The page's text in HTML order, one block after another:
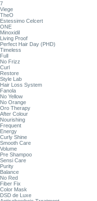
7
Viege
TheO
Estessimo Celcert
ONE
Minoxidil
Living Proof
Perfect Hair Day (PHD)
Timeless
Full
No Frizz
Curl
Restore
Style Lab
Hair Loss System
Fanola
No Yellow
No Orange
Oro Therapy
After Colour
Nourishing
Frequent
Energy
Curly Shine
Smooth Care
Volume
Pre Shampoo
Sensi Care
Purity
Balance
No Red
Fiber Fix
Color Mask
DSD de Luxe